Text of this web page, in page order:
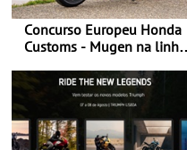
Concurso Europeu Honda
Customs - Mugen na linha
ganhar